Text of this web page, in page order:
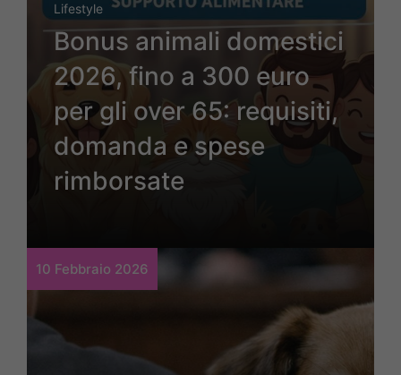
Lifestyle
Bonus animali domestici
2026, fino a 300 euro
per gli over 65: requisiti,
domanda e spese
rimborsate
10 Febbraio 2026